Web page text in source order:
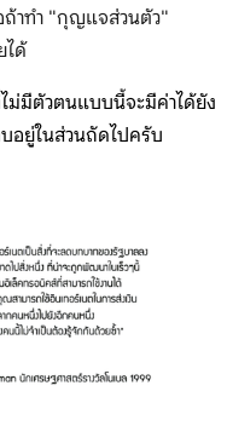
ถ้าทำ "กุญแจส่วนตัว"
ได้
ม่มีตัวตนแบบนี้จะมีค่าได้ยัง
อยู่ในส่วนถัดไปครับ